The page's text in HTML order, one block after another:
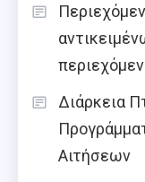
Διάρκεια
Αιτήσεων